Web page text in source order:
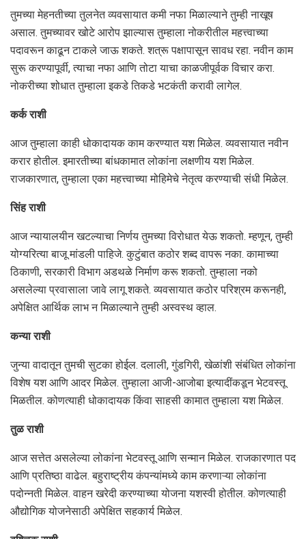
तुमच्या मेहनतीच्या तुलनेत व्यवसायात कमी नफा मिळाल्याने तुम्ही नाखूष
असाल. तुमच्यावर खोटे आरोप झाल्यास तुम्हाला नोकरीतील महत्त्वाच्या
पदावरून काढून टाकले जाऊ शकते. शत्रू पक्षापासून सावध रहा. नवीन काम
सुरू करण्यापूर्वी, त्याचा नफा आणि तोटा याचा काळजीपूर्वक विचार करा.
नोकरीच्या शोधात तुम्हाला इकडे तिकडे भटकंती करावी लागेल.
कर्क राशी
आज तुम्हाला काही धोकादायक काम करण्यात यश मिळेल. व्यवसायात नवीन
करार होतील. इमारतीच्या बांधकामात लोकांना लक्षणीय यश मिळेल.
राजकारणात, तुम्हाला एका महत्त्वाच्या मोहिमेचे नेतृत्व करण्याची संधी मिळेल.
सिंह राशी
आज न्यायालयीन खटल्याचा निर्णय तुमच्या विरोधात येऊ शकतो. म्हणून, तुम्ही
योग्यरित्या बाजू मांडली पाहिजे. कुटुंबात कठोर शब्द वापरू नका. कामाच्या
ठिकाणी, सरकारी विभाग अडथळे निर्माण करू शकतो. तुम्हाला नको
असलेल्या प्रवासाला जावे लागू शकते. व्यवसायात कठोर परिश्रम करूनही,
अपेक्षित आर्थिक लाभ न मिळाल्याने तुम्ही अस्वस्थ व्हाल.
कन्या राशी
जुन्या वादातून तुमची सुटका होईल. दलाली, गुंडगिरी, खेळांशी संबंधित लोकांना
विशेष यश आणि आदर मिळेल. तुम्हाला आजी-आजोबा इत्यादींकडून भेटवस्तू
मिळतील. कोणत्याही धोकादायक किंवा साहसी कामात तुम्हाला यश मिळेल.
तुळ राशी
आज सत्तेत असलेल्या लोकांना भेटवस्तू आणि सन्मान मिळेल. राजकारणात पद
आणि प्रतिष्ठा वाढेल. बहुराष्ट्रीय कंपन्यांमध्ये काम करणाऱ्या लोकांना
पदोन्नती मिळेल. वाहन खरेदी करण्याच्या योजना यशस्वी होतील. कोणत्याही
औद्योगिक योजनेसाठी अपेक्षित सहकार्य मिळेल.